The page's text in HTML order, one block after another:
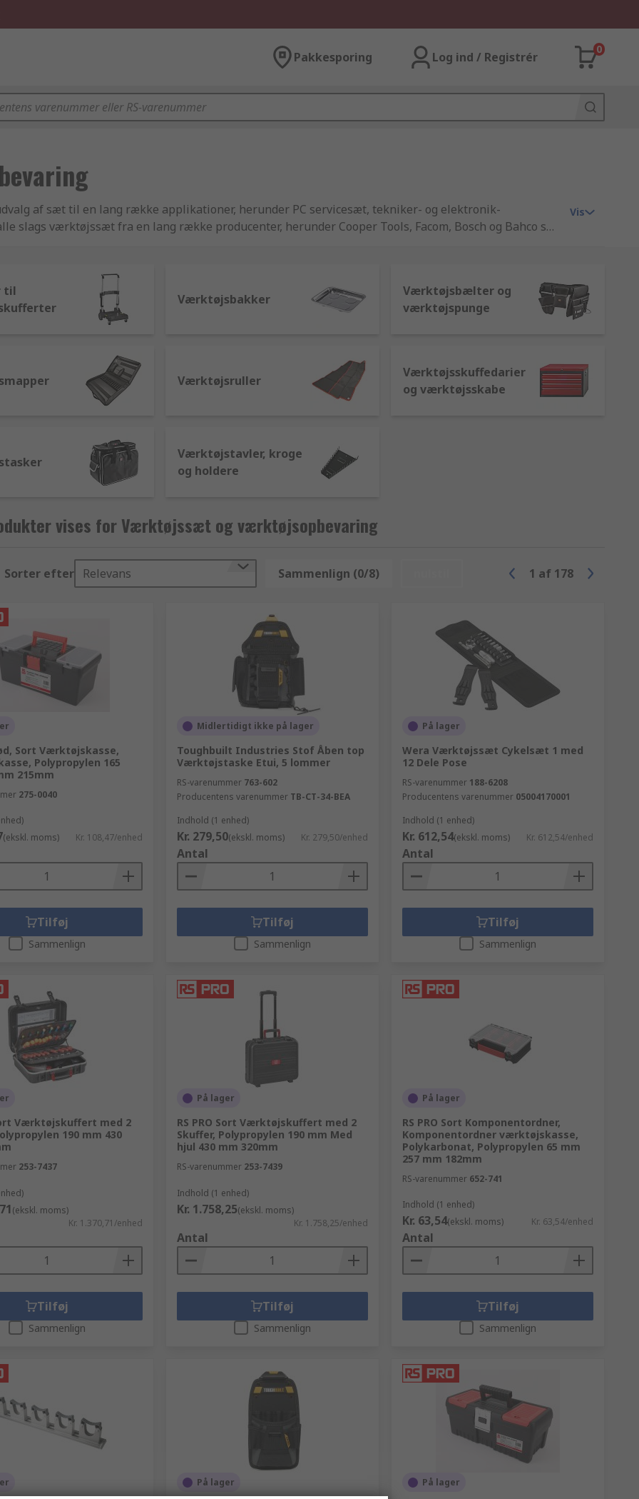
Pakkesporing Log ind / Registrér
0
af sæt til en lang række applikationer, herunder PC servicesæt, tekniker- og elektronik-
værktøjssæt fra en lang række producenter, herunder Cooper Tools, Facom, Bosch og Bahco så
Vis
til
Værktøjsbakker
Værktøjsbælter og
værktøjspunge
Værktøjsruller
Værktøjsskuffedarier
og værktøjsskabe
Værktøjstavler, kroge
og holdere
vises for Værktøjssæt og værktøjsopbevaring
Sorter efter Relevans Sammenlign (0/8) 1 af 178
Sort Værktøjskasse,
Polypropylen 165
215mm
275-0040
(ekskl. moms) Kr. 108,47/enhed
Tilføj
Sammenlign
Midlertidigt ikke på lager
Toughbuilt Industries Stof Åben top
Værktøjstaske Etui, 5 lommer
RS-varenummer 763-602
Producentens varenummer TB-CT-34-BEA
Indhold (1 enhed)
Kr. 279,50(ekskl. moms) Kr. 279,50/enhed
Antal
Tilføj
Sammenlign
På lager
Wera Værktøjssæt Cykelsæt 1 med
12 Dele Pose
RS-varenummer 188-6208
Producentens varenummer 05004170001
Indhold (1 enhed)
Kr. 612,54(ekskl. moms) Kr. 612,54/enhed
Antal
Tilføj
Sammenlign
Værktøjskuffert med 2
190 mm 430
253-7437
(ekskl. moms)
Kr. 1.370,71/enhed
Tilføj
Sammenlign
På lager
RS PRO Sort Værktøjskuffert med 2
Skuffer, Polypropylen 190 mm Med
hjul 430 mm 320mm
RS-varenummer 253-7439
Indhold (1 enhed)
Kr. 1.758,25(ekskl. moms)
Kr. 1.758,25/enhed
Antal
Tilføj
Sammenlign
På lager
RS PRO Sort Komponentordner,
Komponentordner værktøjskasse,
Polykarbonat, Polypropylen 65 mm
257 mm 182mm
RS-varenummer 652-741
Indhold (1 enhed)
Kr. 63,54(ekskl. moms) Kr. 63,54/enhed
Antal
Tilføj
Sammenlign
På lager På lager